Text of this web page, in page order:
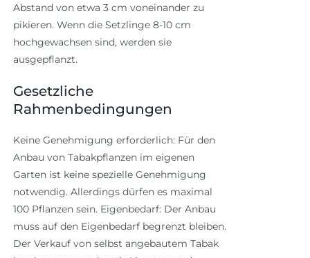
Abstand von etwa 3 cm voneinander zu
pikieren. Wenn die Setzlinge 8-10 cm
hochgewachsen sind, werden sie
ausgepflanzt.
Gesetzliche
Rahmenbedingungen
Keine Genehmigung erforderlich: Für den
Anbau von Tabakpflanzen im eigenen
Garten ist keine spezielle Genehmigung
notwendig. Allerdings dürfen es maximal
100 Pflanzen sein. Eigenbedarf: Der Anbau
muss auf den Eigenbedarf begrenzt bleiben.
Der Verkauf von selbst angebautem Tabak